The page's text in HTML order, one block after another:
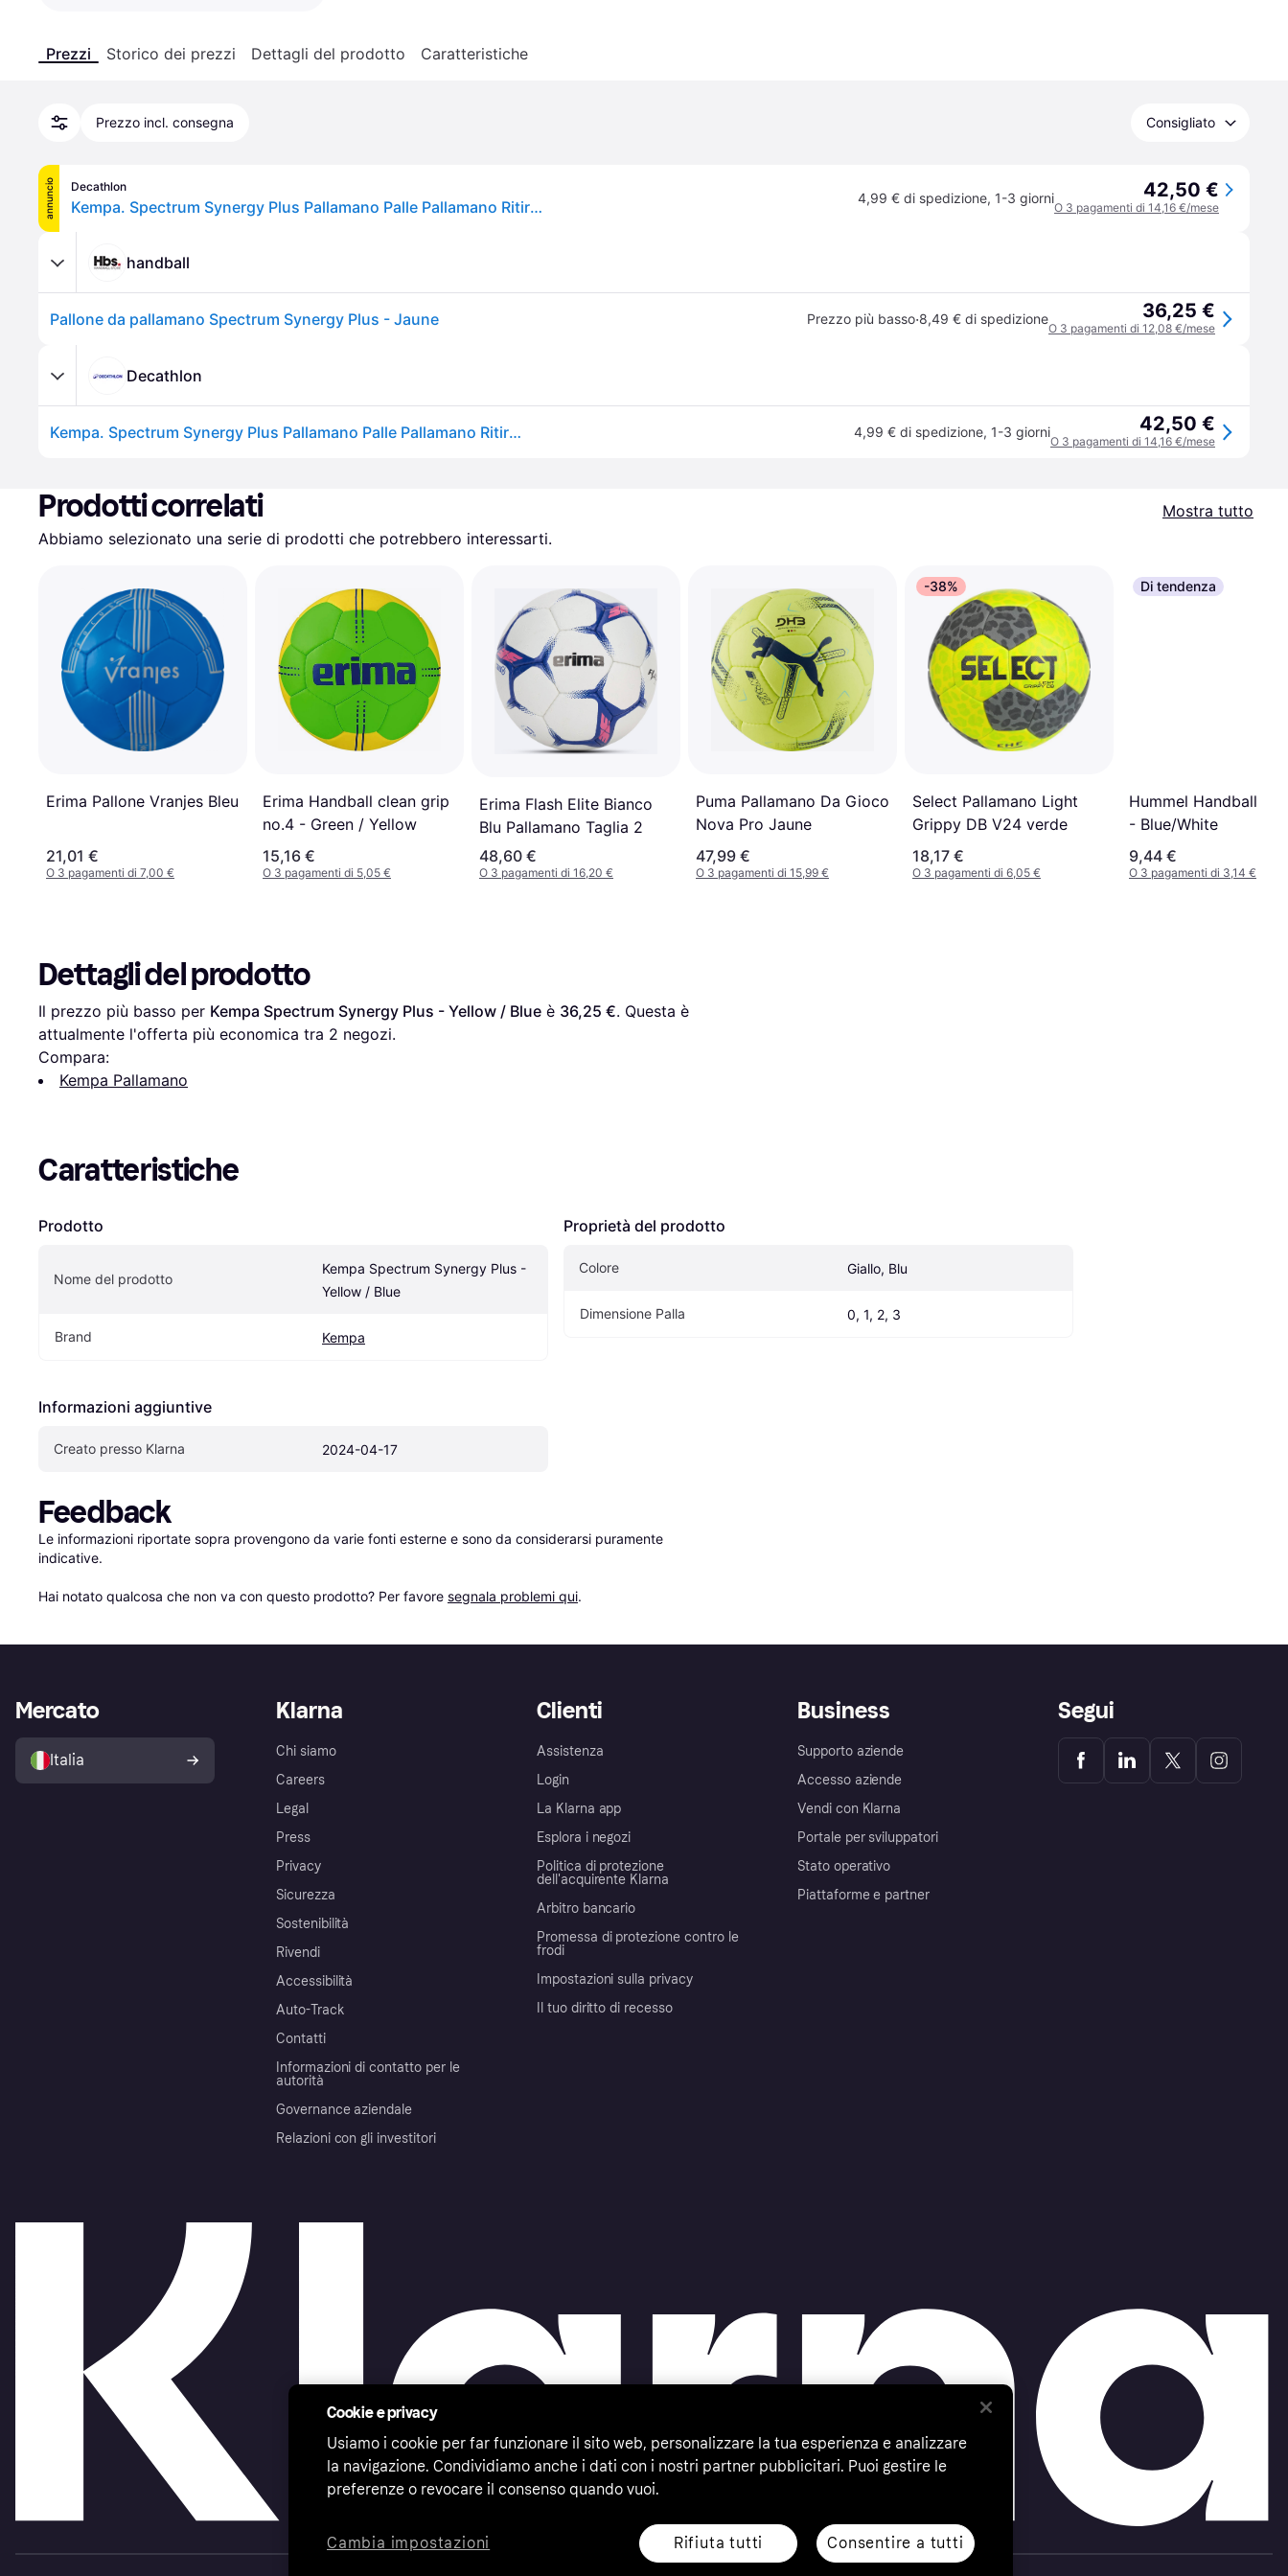
Prezzi Storico dei prezzi Dettagli del prodotto Caratteristiche
Prezzo incl. consegna Consigliato
annuncio Decathlon
Kempa. Spectrum Synergy Plus Pallamano Palle Pallamano Ritiro Gratis - blu - 1 PAIO 4,99 € di spedizione, 1-3 giorni 42,50 €
O 3 pagamenti di 14,16 €/mese
handball
Pallone da pallamano Spectrum Synergy Plus - Jaune Prezzo più basso·8,49 € di spedizione 36,25 €
O 3 pagamenti di 12,08 €/mese
Decathlon
Kempa. Spectrum Synergy Plus Pallamano Palle Pallamano Ritiro Gratis - blu - 1 PAIO 4,99 € di spedizione, 1-3 giorni 42,50 €
O 3 pagamenti di 14,16 €/mese
Prodotti correlati
Mostra tutto
Abbiamo selezionato una serie di prodotti che potrebbero interessarti.
Erima Pallone Vranjes Bleu
21,01 €
O 3 pagamenti di 7,00 €
Erima Handball clean grip
no.4 - Green / Yellow
15,16 €
O 3 pagamenti di 5,05 €
Erima Flash Elite Bianco
Blu Pallamano Taglia 2
48,60 €
O 3 pagamenti di 16,20 €
Puma Pallamano Da Gioco
Nova Pro Jaune
47,99 €
O 3 pagamenti di 15,99 €
-38%
Select Pallamano Light
Grippy DB V24 verde
18,17 €
O 3 pagamenti di 6,05 €
Di tendenza
Hummel Handball
- Blue/White
9,44 €
O 3 pagamenti di 3,14 €
Dettagli del prodotto
Il prezzo più basso per Kempa Spectrum Synergy Plus - Yellow / Blue è 36,25 €. Questa è
attualmente l'offerta più economica tra 2 negozi.
Compara:
Kempa Pallamano
Caratteristiche
Prodotto
Nome del prodotto
Kempa Spectrum Synergy Plus -
Yellow / Blue
Brand Kempa
Informazioni aggiuntive
Creato presso Klarna 2024-04-17
Proprietà del prodotto
Colore Giallo, Blu
Dimensione Palla 0, 1, 2, 3
Feedback
Le informazioni riportate sopra provengono da varie fonti esterne e sono da considerarsi puramente
indicative.
Hai notato qualcosa che non va con questo prodotto? Per favore segnala problemi qui.
Klarna
Chi siamo
Careers
Legal
Press
Privacy
Sicurezza
Sostenibilità
Rivendi
Accessibilità
Auto-Track
Contatti
Informazioni di contatto per le
autorità
Governance aziendale
Relazioni con gli investitori
Clienti
Assistenza
Login
La Klarna app
Esplora i negozi
Politica di protezione
dell'acquirente Klarna
Arbitro bancario
Promessa di protezione contro le
frodi
Impostazioni sulla privacy
Il tuo diritto di recesso
Business
Supporto aziende
Accesso aziende
Vendi con Klarna
Portale per sviluppatori
Stato operativo
Piattaforme e partner
Mercato
Italia
Segui
Cookie e privacy
Usiamo i cookie per far funzionare il sito web, personalizzare la tua esperienza e analizzare
la navigazione. Condividiamo anche i dati con i nostri partner pubblicitari. Puoi gestire le
preferenze o revocare il consenso quando vuoi.
Rifiuta tutti Consentire a tutti
Cambia impostazioni